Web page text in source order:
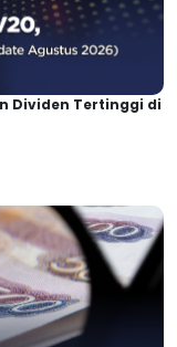
Dividen Tertinggi di